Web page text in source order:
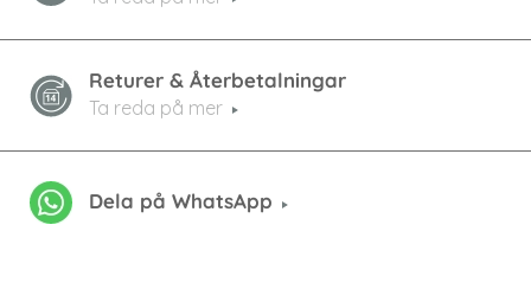
Returer & Återbetalningar
Ta reda på mer
Dela på WhatsApp